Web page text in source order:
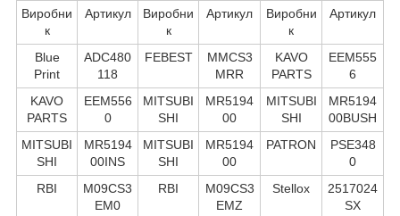
Виробни
к
Артикул
Виробни
к
Артикул
Виробни
к
Артикул
Blue
Print
ADC480
118
FEBEST
MMCS3
MRR
KAVO
PARTS
EEM555
6
KAVO
PARTS
EEM556
0
MITSUBI
SHI
MR5194
00
MITSUBI
SHI
MR5194
00BUSH
MITSUBI
SHI
MR5194
00INS
MITSUBI
SHI
MR5194
00
PATRON
PSE348
0
RBI
M09CS3
EM0
RBI
M09CS3
EMZ
Stellox
2517024
SX